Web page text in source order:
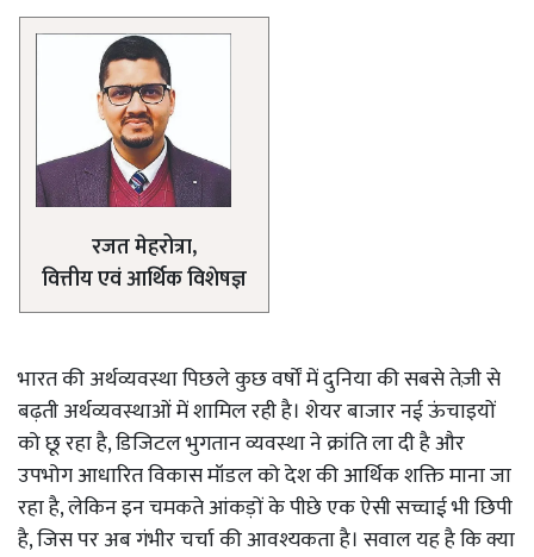
रजत मेहरोत्रा,
वित्तीय एवं आर्थिक विशेषज्ञ
भारत की अर्थव्यवस्था पिछले कुछ वर्षों में दुनिया की सबसे तेज़ी से
बढ़ती अर्थव्यवस्थाओं में शामिल रही है। शेयर बाजार नई ऊंचाइयों
को छू रहा है, डिजिटल भुगतान व्यवस्था ने क्रांति ला दी है और
उपभोग आधारित विकास मॉडल को देश की आर्थिक शक्ति माना जा
रहा है, लेकिन इन चमकते आंकड़ों के पीछे एक ऐसी सच्चाई भी छिपी
है, जिस पर अब गंभीर चर्चा की आवश्यकता है। सवाल यह है कि क्या